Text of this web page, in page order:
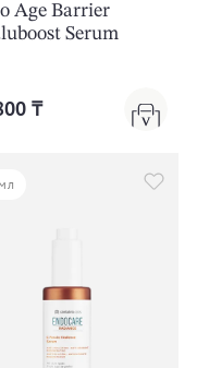
Age Barrier
Serum
₸